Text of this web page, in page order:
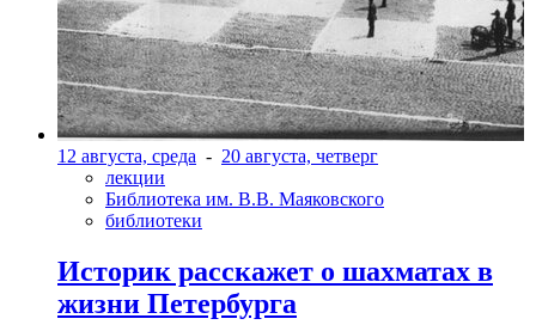
12 августа, среда - 20 августа, четверг
лекции
Библиотека им. В.В. Маяковского
библиотеки
Историк расскажет о шахматах в
жизни Петербурга